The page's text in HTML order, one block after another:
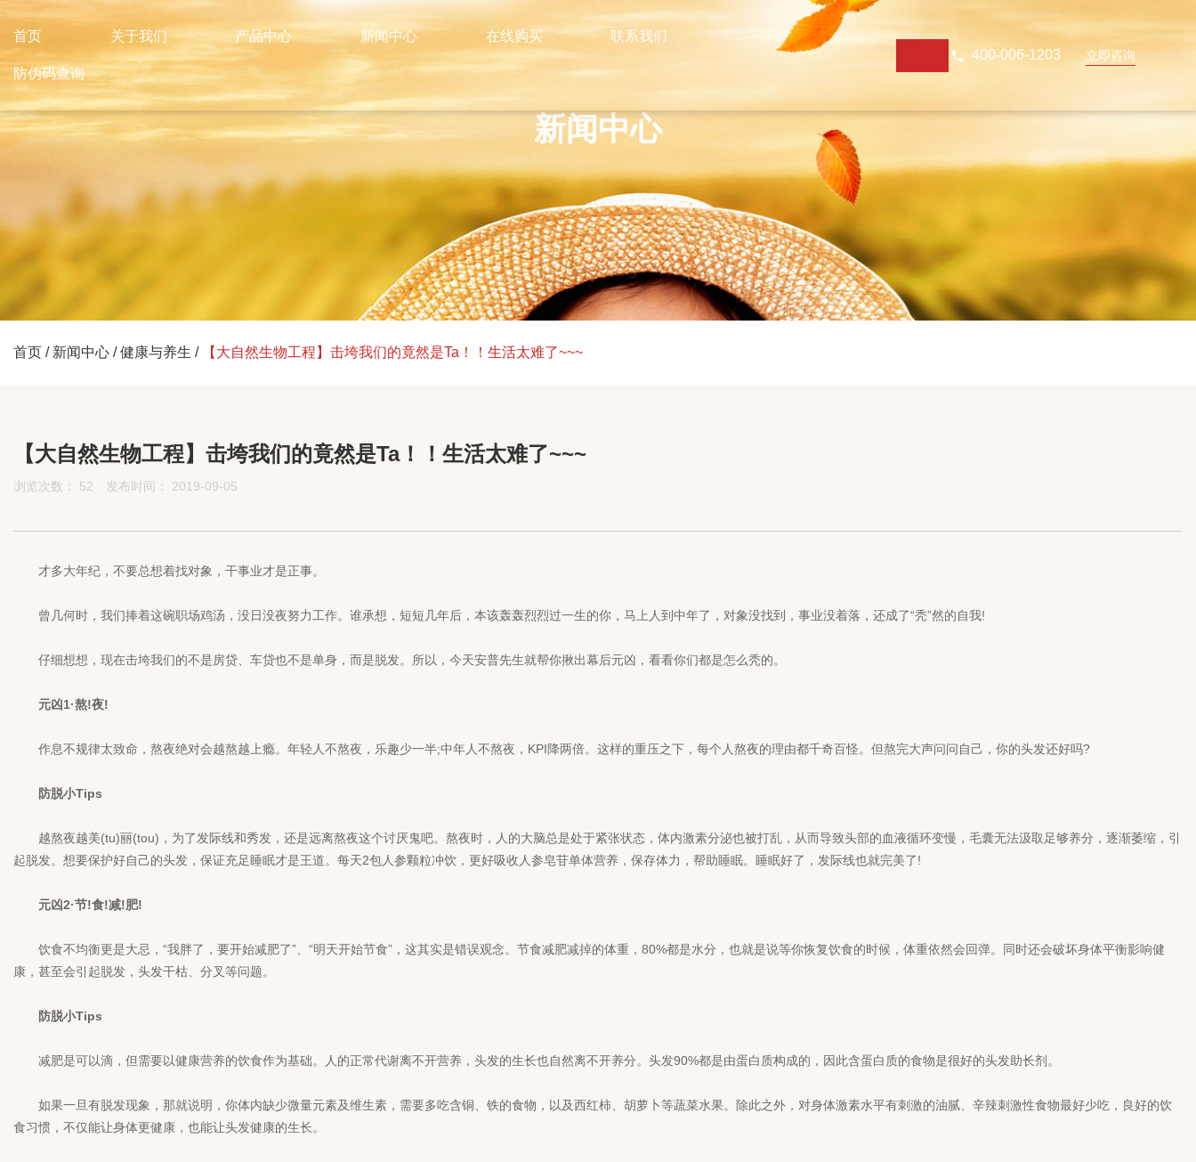
首页 关于我们 产品中心 新闻中心 在线购买 联系我们
防伪码查询
400-006-1203 立即咨询
新闻中心
首页 / 新闻中心 /健康与养生 / 【大自然生物工程】击垮我们的竟然是Ta！！生活太难了~~~
【大自然生物工程】击垮我们的竟然是Ta！！生活太难了~~~
浏览次数： 52 发布时间： 2019-09-05
才多大年纪，不要总想着找对象，干事业才是正事。
曾几何时，我们捧着这碗职场鸡汤，没日没夜努力工作。谁承想，短短几年后，本该轰轰烈烈过一生的你，马上人到中年了，对象没找到，事业没着落，还成了“秃”然的自我!
仔细想想，现在击垮我们的不是房贷、车贷也不是单身，而是脱发。所以，今天安普先生就帮你揪出幕后元凶，看看你们都是怎么秃的。
元凶1·熬!夜!
作息不规律太致命，熬夜绝对会越熬越上瘾。年轻人不熬夜，乐趣少一半;中年人不熬夜，KPI降两倍。这样的重压之下，每个人熬夜的理由都千奇百怪。但熬完大声问问自己，你的头发还好吗?
防脱小Tips
越熬夜越美(tu)丽(tou)，为了发际线和秀发，还是远离熬夜这个讨厌鬼吧。熬夜时，人的大脑总是处于紧张状态，体内激素分泌也被打乱，从而导致头部的血液循环变慢，毛囊无法汲取足够养分，逐渐萎缩，引
起脱发。想要保护好自己的头发，保证充足睡眠才是王道。每天2包人参颗粒冲饮，更好吸收 人参皂苷单体营养，保存体力，帮助睡眠。睡眠好了，发际线也就完美了!
元凶2·节!食!减!肥!
饮食不均衡更是大忌，“我胖了，要开始减肥了”、“明天开始节食”，这其实是错误观念。节食减肥减掉的体重，80%都是水分，也就是说等你恢复饮食的时候，体重依然会回弹。同时还会破坏身体平衡影响健
康，甚至会引起脱发，头发干枯、分叉等问题。
防脱小Tips
减肥是可以滴，但需要以健康营养的饮食作为基础。人的正常代谢离不开营养，头发的生长也自然离不开养分。头发90%都是由蛋白质构成的，因此含蛋白质的食物是很好的头发助长剂。
如果一旦有脱发现象，那就说明，你体内缺少微量元素及维生素，需要多吃含铜、铁的食物，以及西红柿、胡萝卜等蔬菜水果。除此之外，对身体激素水平有刺激的油腻、辛辣刺激性食物最好少吃，良好的饮
食习惯，不仅能让身体更健康，也能让头发健康的生长。